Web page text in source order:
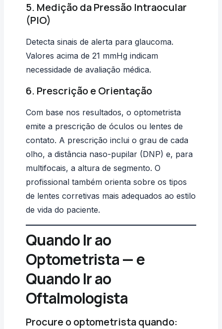
5. Medição da Pressão Intraocular
(PIO)
Detecta sinais de alerta para glaucoma.
Valores acima de 21 mmHg indicam
necessidade de avaliação médica.
6. Prescrição e Orientação
Com base nos resultados, o optometrista
emite a prescrição de óculos ou lentes de
contato. A prescrição inclui o grau de cada
olho, a distância naso-pupilar (DNP) e, para
multifocais, a altura de segmento. O
profissional também orienta sobre os tipos
de lentes corretivas mais adequados ao estilo
de vida do paciente.
Quando Ir ao
Optometrista — e
Quando Ir ao
Oftalmologista
Procure o optometrista quando: